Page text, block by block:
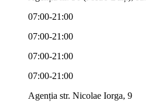
07:00-21:00
07:00-21:00
07:00-21:00
07:00-21:00
Agenția str. Nicolae Iorga, 9